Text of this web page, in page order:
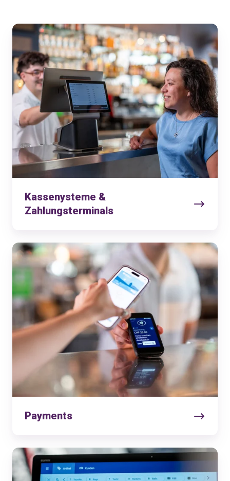
Kassenysteme &
Zahlungsterminals
Kassenysteme
Zahlungsterminals
Payments
Payments
Kassensoftware